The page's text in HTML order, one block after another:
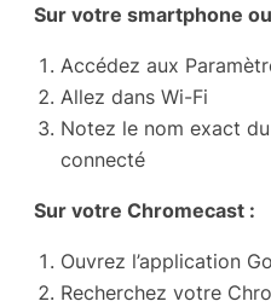
Sur votre smartphone
Accédez aux
Allez dans Wi-Fi
Notez le nom exact
connecté
Sur votre Chromecast :
Ouvrez l’application
Recherchez votre